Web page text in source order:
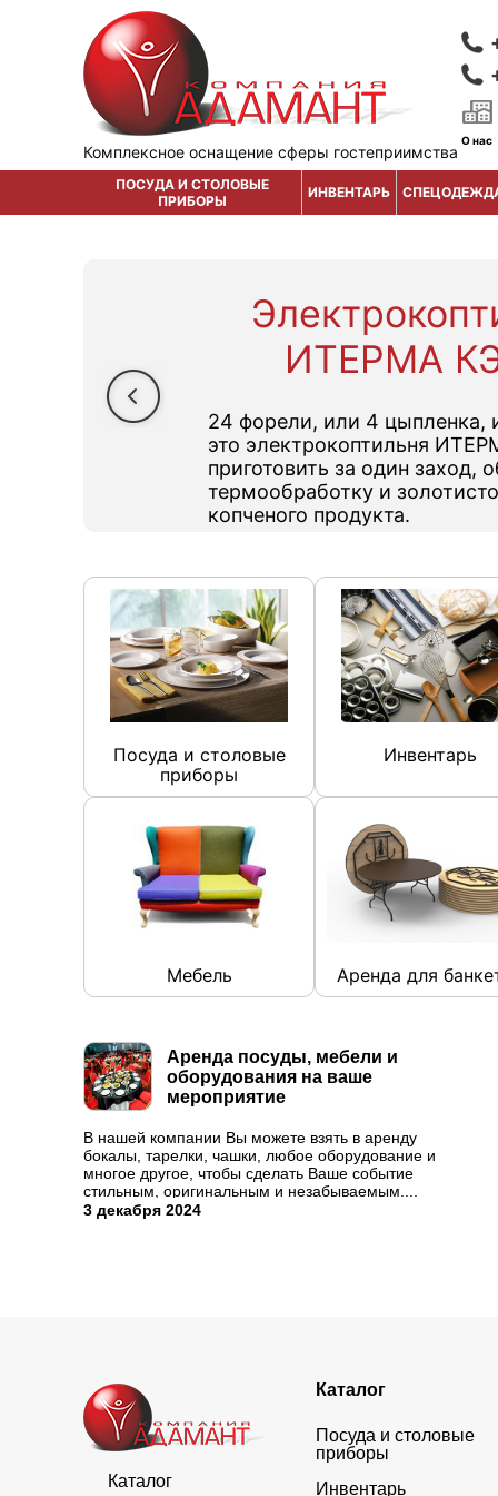
Комплексное оснащение сферы гостеприимства
О нас
ПОСУДА И СТОЛОВЫЕ
ПРИБОРЫ
ИНВЕНТАРЬ
ИТЕРМА
24 форели, или 4 цыпленка,
это электрокоптильня
приготовить за один заход,
термообработку и
копченого продукта.
Посуда и столовые
приборы
Инвентарь
Мебель Аренда для
Аренда посуды, мебели и
оборудования на ваше
мероприятие
В нашей компании Вы можете взять в аренду
бокалы, тарелки, чашки, любое оборудование и
многое другое, чтобы сделать Ваше событие
стильным, оригинальным и незабываемым....
3 декабря 2024
Каталог
Каталог
Посуда и столовые
приборы
Инвентарь